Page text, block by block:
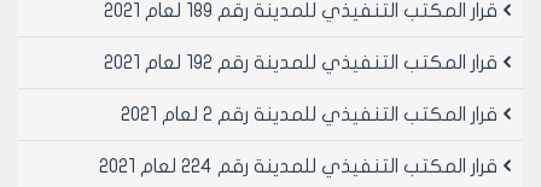
قرار المكتب التنفيذي للمدينة رقم 189 لعام 2021
قرار المكتب التنفيذي للمدينة رقم 192 لعام 2021
قرار المكتب التنفيذي للمدينة رقم 2 لعام 2021
قرار المكتب التنفيذي للمدينة رقم 224 لعام 2021